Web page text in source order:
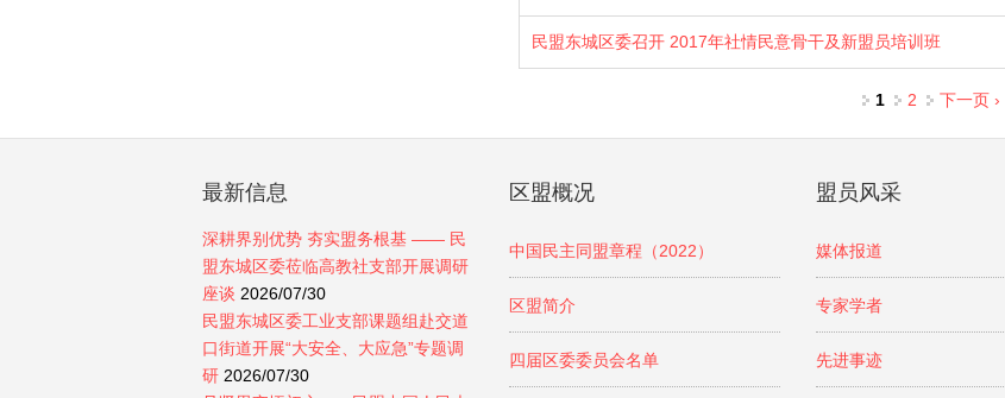
民盟东城区委召开 2017年社情民意骨干及新盟员培训班
1 2 下一页 ›
最新信息
深耕界别优势 夯实盟务根基 —— 民
盟东城区委莅临高教社支部开展调研
座谈 2026/07/30
民盟东城区委工业支部课题组赴交道
口街道开展“大安全、大应急”专题调
研 2026/07/30
区盟概况
中国民主同盟章程（2022）
区盟简介
四届区委委员会名单
盟员风采
媒体报道
专家学者
先进事迹